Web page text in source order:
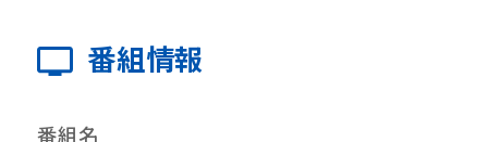
番組情報
番組名